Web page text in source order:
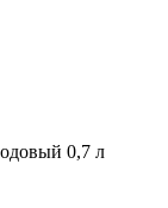
0,7 л